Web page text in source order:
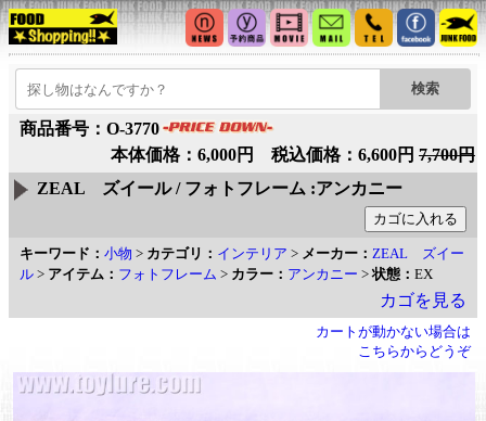
商品番号：O-3770
本体価格：6,000円 税込価格：6,600円 7,700円
ZEAL ズイール / フォトフレーム :アンカニー
キーワード： 小物 > カテゴリ： インテリア > メーカー： ZEAL ズイー
ル > アイテム： フォトフレーム > カラー： アンカニー >状態： EX
カゴを見る
カートが動かない場合は
こちらからどうぞ